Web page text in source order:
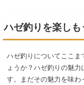
ハゼ釣りを楽しも
ハゼ釣りについてここま
ょうか？ハゼ釣りの魅
す。まだその魅力を味わ